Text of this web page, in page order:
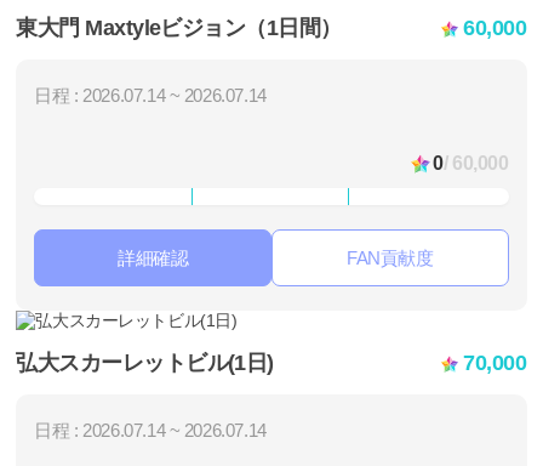
東大門 Maxtyleビジョン（1日間） 60,000
日程 : 2026.07.14 ~ 2026.07.14
0/ 60,000
詳細確認 FAN貢献度
弘大スカーレットビル(1日) 70,000
日程 : 2026.07.14 ~ 2026.07.14